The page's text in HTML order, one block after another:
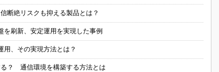
断絶リスクも抑える製品とは？
を刷新、安定運用を実現した事例
用、その実現方法とは？
？ 通信環境を構築する方法とは